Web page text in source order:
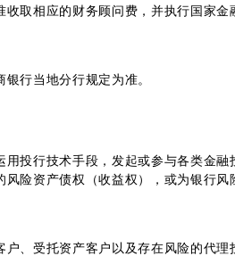
取相应的财务顾问费，并执行国家金
行当地分行规定为准。
行技术手段，发起或参与各类金融
险资产债权（收益权），或为银行风
受托资产客户以及存在风险的代理